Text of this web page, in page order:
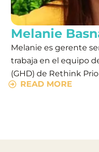
Melanie
Melanie es gerente
trabaja en el equipo
(GHD) de Rethink
READ MORE